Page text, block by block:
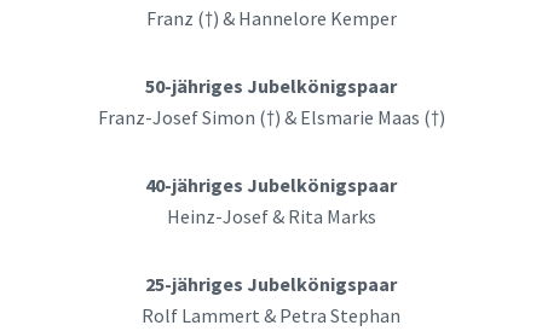
Franz (†) & Hannelore Kemper
50-jähriges Jubelkönigspaar
Franz-Josef Simon (†) & Elsmarie Maas (†)
40-jähriges Jubelkönigspaar
Heinz-Josef & Rita Marks
25-jähriges Jubelkönigspaar
Rolf Lammert & Petra Stephan